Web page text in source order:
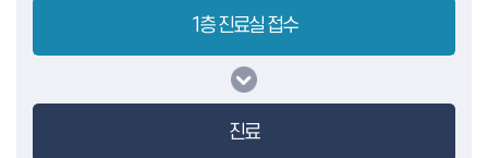
1층 진료실 접수
진료